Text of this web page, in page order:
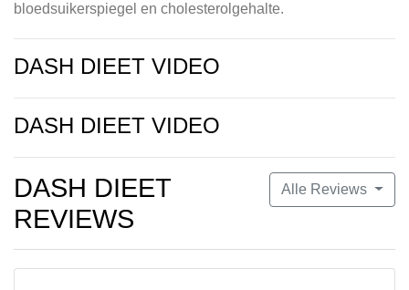
bloedsuikerspiegel en cholesterolgehalte.
DASH DIEET VIDEO
DASH DIEET VIDEO
Alle Reviews
DASH DIEET
REVIEWS